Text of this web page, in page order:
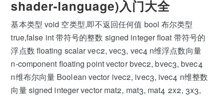
shader-language)入门大全
基本类型 void 空类型,即不返回任何值 bool 布尔类型
true,false int 带符号的整数 signed integer float 带符号的
浮点数 floating scalar vec2, vec3, vec4 n维浮点数向量
n-component floating point vector bvec2, bvec3, bvec4
n维布尔向量 Boolean vector ivec2, ivec3, ivec4 n维整数
向量 signed integer vector mat2, mat3, mat4 2x2, 3x3,